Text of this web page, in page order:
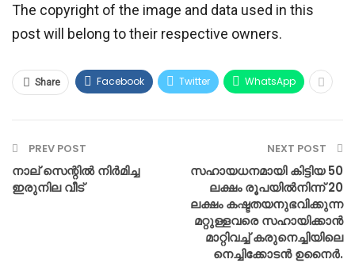
The copyright of the image and data used in this
post will belong to their respective owners.
Share Facebook Twitter WhatsApp
PREV POST
നാല് സെന്റിൽ നിർമിച്ച
ഇരുനില വീട്
NEXT POST
സഹായധനമായി കിട്ടിയ 50
ലക്ഷം രൂപയിൽനിന്ന് 20
ലക്ഷം കഷ്ടതയനുഭവിക്കുന്ന
മറ്റുള്ളവരെ സഹായിക്കാൻ
മാറ്റിവച്ച് കരുനെച്ചിയിലെ
നെച്ചിക്കോടൻ ഉനൈർ.